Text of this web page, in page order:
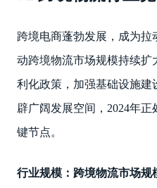
跨境电商蓬勃发展，成为
动跨境物流市场规模持续扩
利化政策，加强基础设施
辟广阔发展空间，2024年
键节点。
行业规模：跨境物流市场规